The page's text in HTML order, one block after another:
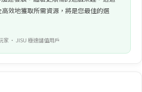
效地獲取所需資源，將是您最佳的選
家 • JISU 極速儲值用戶